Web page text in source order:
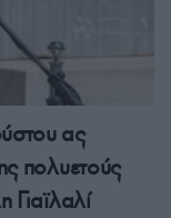
ας
πολυετούς
Γιαϊλαλί